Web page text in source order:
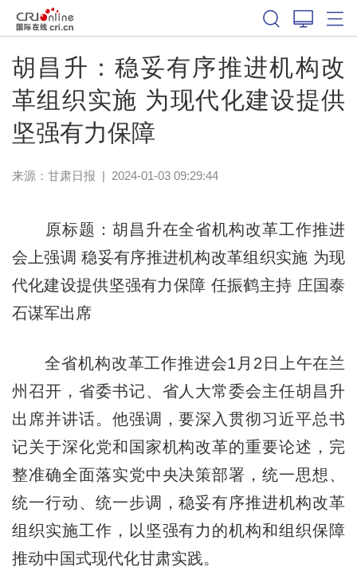
胡昌升：稳妥有序推进机构改
革组织实施 为现代化建设提供
坚强有力保障
来源： 甘肃日报 | 2024-01-03 09:29:44
原标题：胡昌升在全省机构改革工作推进
会上强调 稳妥有序推进机构改革组织实施 为现
代化建设提供坚强有力保障 ​任振鹤主持 庄国泰
石谋军出席
全省机构改革工作推进会1月2日上午在兰
州召开，省委书记、省人大常委会主任胡昌升
出席并讲话。他强调，要深入贯彻习近平总书
记关于深化党和国家机构改革的重要论述，完
整准确全面落实党中央决策部署，统一思想、
统一行动、统一步调，稳妥有序推进机构改革
组织实施工作，以坚强有力的机构和组织保障
推动中国式现代化甘肃实践。